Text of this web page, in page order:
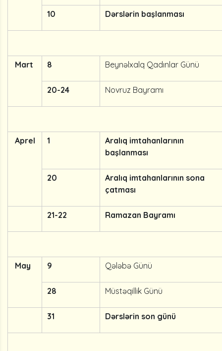
10 Dərslərin başlanması
Mart 8 Beynəlxalq Qadınlar Günü
20-24 Novruz Bayramı
Aprel 1
Aralıq imtahanlarının
başlanması
20
Aralıq imtahanlarının sona
çatması
21-22 Ramazan Bayramı
May 9 Qələbə Günü
28 Müstəqillik Günü
31 Dərslərin son günü